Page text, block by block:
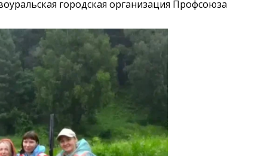
городская организация Профсоюза